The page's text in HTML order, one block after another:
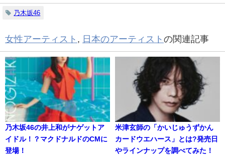
乃木坂46
女性アーティスト , 日本のアーティスト の関連記事
乃木坂46の井上和がナゲットア
イドル！？マクドナルドのCMに
登場！
米津玄師の「かいじゅうずかん
カードウエハース」とは?発売日
やラインナップを調べてみた！